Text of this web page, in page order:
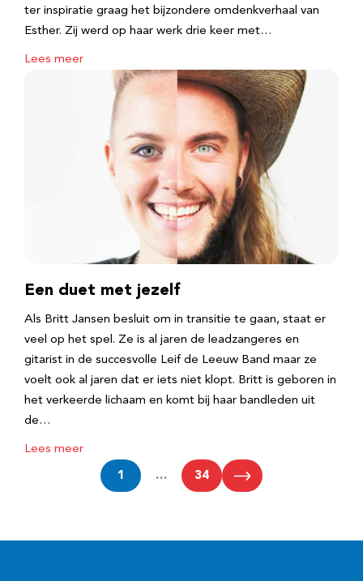
ter inspiratie graag het bijzondere omdenkverhaal van
Esther. Zij werd op haar werk drie keer met…
Lees meer
Een duet met jezelf
Als Britt Jansen besluit om in transitie te gaan, staat er
veel op het spel. Ze is al jaren de leadzangeres en
gitarist in de succesvolle Leif de Leeuw Band maar ze
voelt ook al jaren dat er iets niet klopt. Britt is geboren in
het verkeerde lichaam en komt bij haar bandleden uit
de…
Lees meer
1 … 34